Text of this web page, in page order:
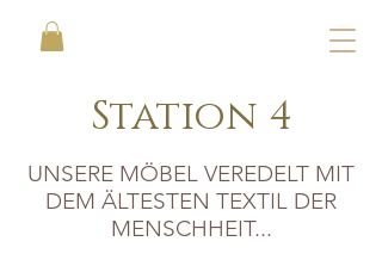
Station 4
UNSERE MÖBEL VEREDELT MIT
DEM ÄLTESTEN TEXTIL DER
MENSCHHEIT...